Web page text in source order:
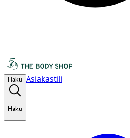
Haku
Haku
Asiakastili